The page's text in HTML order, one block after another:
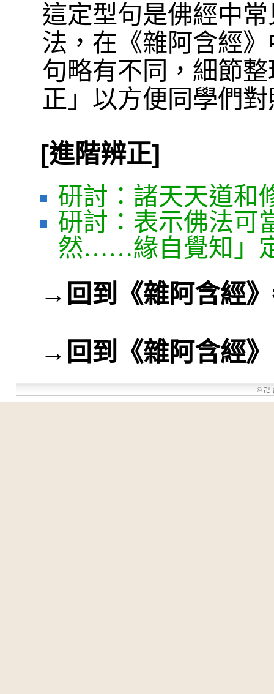
這定型句是佛經中
法，在《雜阿含經
句略有不同，細節
正」以方便同學們
[進階辨正]
研討：諸天天道和
研討：表示佛法可
然……緣自覺知」
→ 回到《雜阿含經
→ 回到《雜阿含經》
© 卍